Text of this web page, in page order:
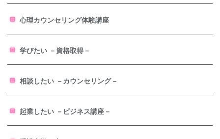
心理カウンセリング体験講座
学びたい －資格取得－
相談したい －カウンセリング－
起業したい －ビジネス講座－